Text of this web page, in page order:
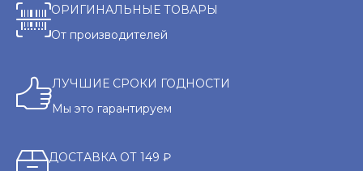
ОРИГИНАЛЬНЫЕ ТОВАРЫ
От производителей
ЛУЧШИЕ СРОКИ ГОДНОСТИ
Мы это гарантируем
ДОСТАВКА ОТ 149 ₽